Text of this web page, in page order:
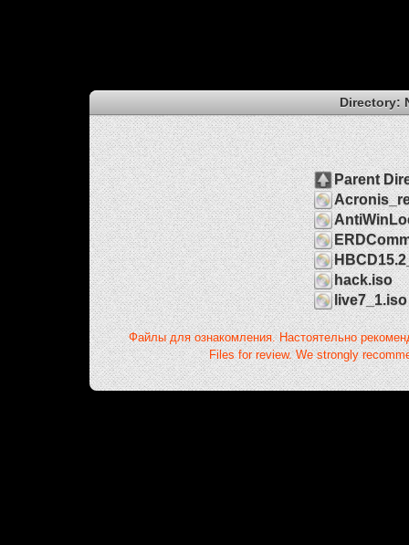
Directory:
Parent
hack.iso
live7_1.iso
Файлы для ознакомления. Настоятельно
Files for review. We strongly